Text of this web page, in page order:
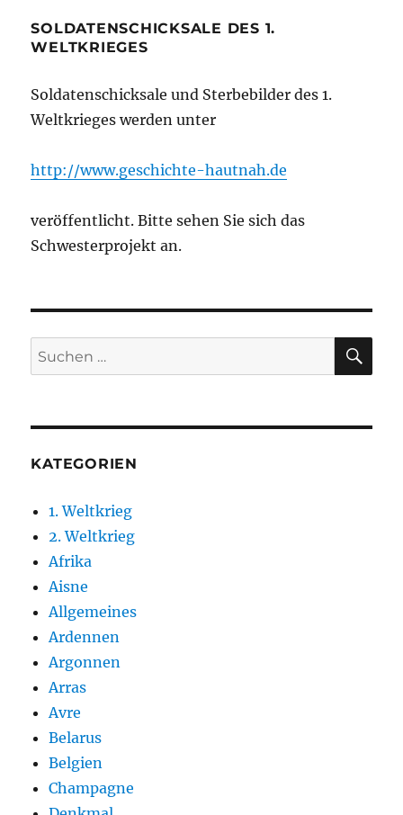
SOLDATENSCHICKSALE DES 1.
WELTKRIEGES
Soldatenschicksale und Sterbebilder des 1.
Weltkrieges werden unter
http://www.geschichte-hautnah.de
veröffentlicht. Bitte sehen Sie sich das
Schwesterprojekt an.
Suchen
nach:
KATEGORIEN
1. Weltkrieg
2. Weltkrieg
Afrika
Aisne
Allgemeines
Ardennen
Argonnen
Arras
Avre
Belarus
Belgien
Champagne